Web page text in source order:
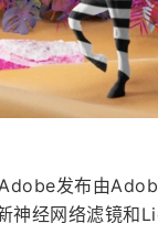
发布由
神经网络滤镜和